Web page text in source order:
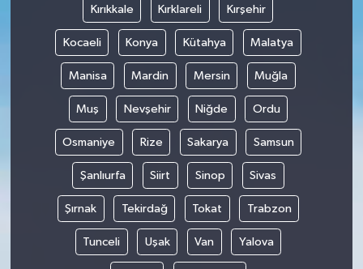
Kırıkkale Kırklareli Kırşehir
Kocaeli Konya Kütahya Malatya
Manisa Mardin Mersin Muğla
Muş Nevşehir Niğde Ordu
Osmaniye Rize Sakarya Samsun
Şanlıurfa Siirt Sinop Sivas
Şırnak Tekirdağ Tokat Trabzon
Tunceli Uşak Van Yalova